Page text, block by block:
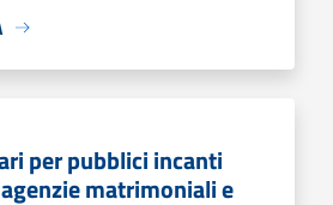
per pubblici incanti
matrimoniali e